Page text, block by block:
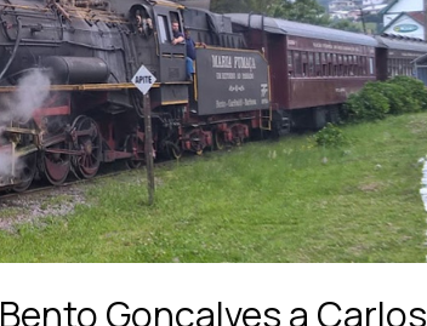
Gonçalves a Carlos